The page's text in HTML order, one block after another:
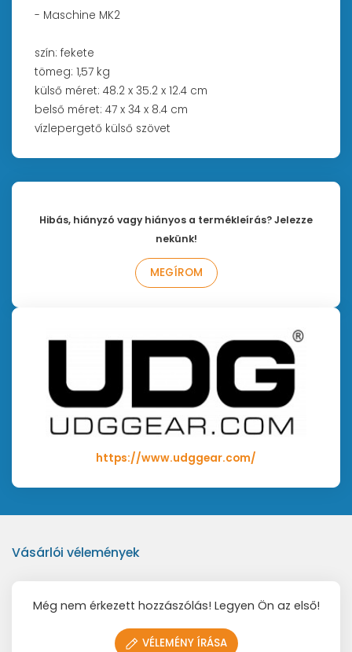
- Maschine MK2
szín: fekete
tömeg: 1,57 kg
külső méret: 48.2 x 35.2 x 12.4 cm
belső méret: 47 x 34 x 8.4 cm
vízlepergető külső szövet
Hibás, hiányzó vagy hiányos a termékleírás? Jelezze
nekünk!
MEGÍROM
https://www.udggear.com/
Vásárlói vélemények
Még nem érkezett hozzászólás! Legyen Ön az első!
VÉLEMÉNY ÍRÁSA